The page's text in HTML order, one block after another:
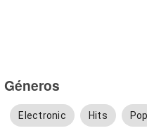
Géneros
Electronic Hits Pop